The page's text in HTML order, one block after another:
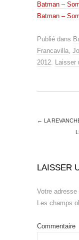
Batman –
Batman –
Publié dans
Francavilla,
2012. Laisser
← LA
LAISSER
Votre
Les champs
Commentaire